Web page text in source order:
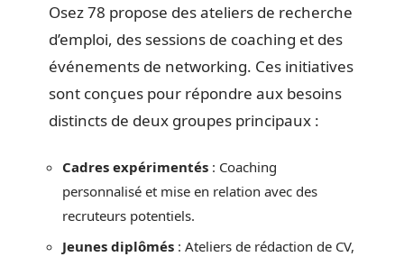
Osez 78 propose des ateliers de recherche
d’emploi, des sessions de coaching et des
événements de networking. Ces initiatives
sont conçues pour répondre aux besoins
distincts de deux groupes principaux :
Cadres expérimentés : Coaching
personnalisé et mise en relation avec des
recruteurs potentiels.
Jeunes diplômés : Ateliers de rédaction de CV,